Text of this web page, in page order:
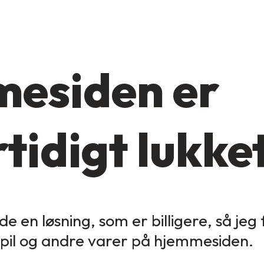
er
en løsning, som er billigere, så
og andre varer på hjemmesiden.